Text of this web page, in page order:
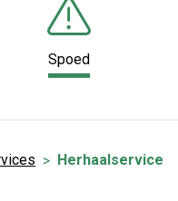
Spoed
Herhaalservice